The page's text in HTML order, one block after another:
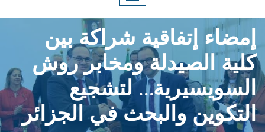
إمضاء إتفاقية شراكة بين
كلية الصيدلة ومخابر روش
السويسيرية… لتشجيع
التكوين والبحث في الجزائر